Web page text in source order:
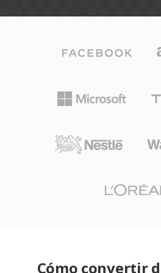
Cómo convertir